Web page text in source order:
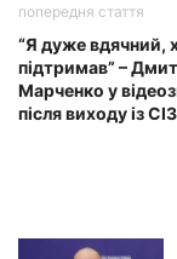
попередня стаття
“Я дуже вдячний,
підтримав” –
Марченко у
після виходу із